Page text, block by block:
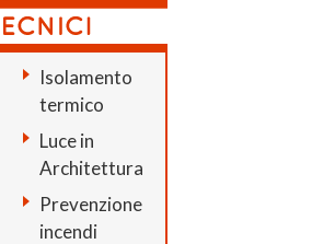
Isolamento
termico
Luce in
Architettura
Prevenzione
incendi